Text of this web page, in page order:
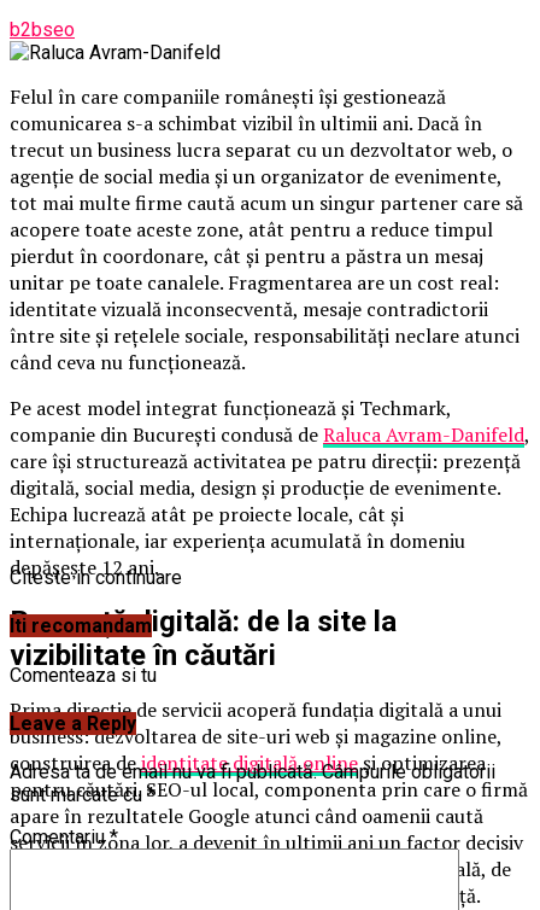
b2bseo
Felul în care companiile românești își gestionează
comunicarea s-a schimbat vizibil în ultimii ani. Dacă în
trecut un business lucra separat cu un dezvoltator web, o
agenție de social media și un organizator de evenimente,
tot mai multe firme caută acum un singur partener care să
acopere toate aceste zone, atât pentru a reduce timpul
pierdut în coordonare, cât și pentru a păstra un mesaj
unitar pe toate canalele. Fragmentarea are un cost real:
identitate vizuală inconsecventă, mesaje contradictorii
între site și rețelele sociale, responsabilități neclare atunci
când ceva nu funcționează.
Pe acest model integrat funcționează și Techmark,
companie din București condusă deRaluca Avram-Danifeld,
care își structurează activitatea pe patru direcții: prezență
digitală, social media, design și producție de evenimente.
Echipa lucrează atât pe proiecte locale, cât și
internaționale, iar experiența acumulată în domeniu
depășește 12 ani.
Prezență digitală: de la site la
vizibilitate în căutări
Prima direcție de servicii acoperă fundația digitală a unui
business: dezvoltarea de site-uri web și magazine online,
construirea deidentitate digitală onlineși optimizarea
pentru căutări. SEO-ul local, componenta prin care o firmă
apare în rezultatele Google atunci când oamenii caută
servicii în zona lor, a devenit în ultimii ani un factor decisiv
pentru businessurile cu clientelă preponderent locală, de
la clinici și restaurante până la birouri de consultanță.
Citeste in continuare
Iti recomandam
Comenteaza si tu
Leave a Reply
Adresa ta de email nu va fi publicată. Câmpurile obligatorii
sunt marcate cu *
Comentariu*